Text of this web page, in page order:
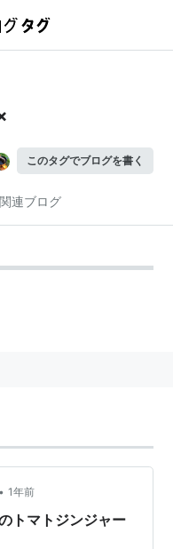
このタグでブログを書く
関連ブログ
• 1年前
トマトジンジャー